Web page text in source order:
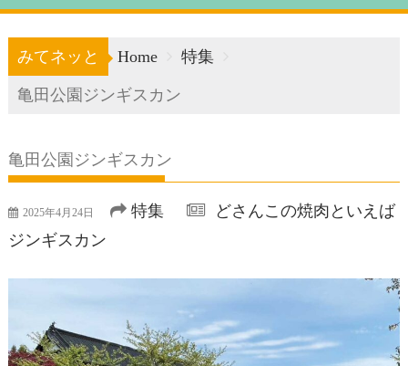
みてネッと Home 特集
亀田公園ジンギスカン
亀田公園ジンギスカン
2025年4月24日 特集
どさんこの焼肉といえば
ジンギスカン